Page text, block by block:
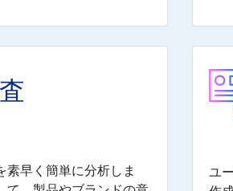
早く簡単に分析しま
ユ